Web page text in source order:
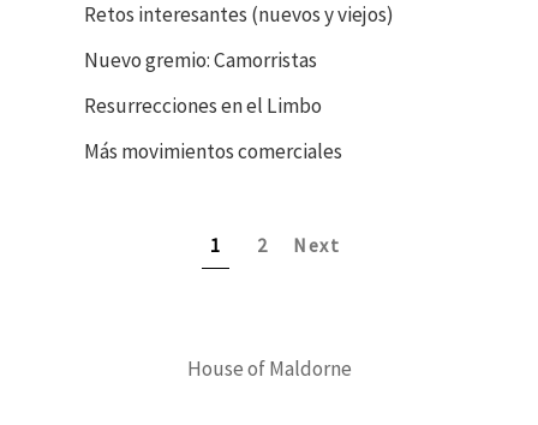
Retos interesantes (nuevos y viejos)
Nuevo gremio: Camorristas
Resurrecciones en el Limbo
Más movimientos comerciales
1 2 Next
House of Maldorne